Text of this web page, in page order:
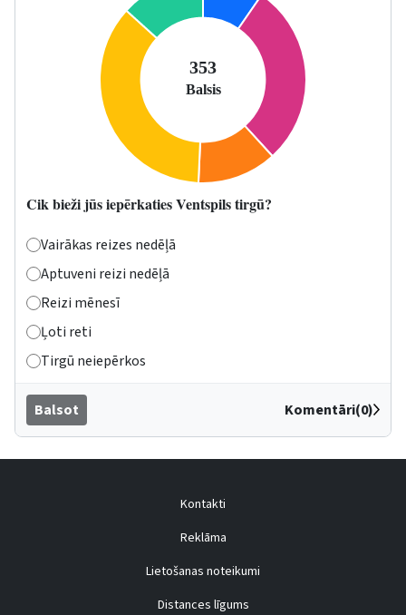
Cik bieži jūs iepērkaties Ventspils tirgū?
Vairākas reizes nedēļā
Aptuveni reizi nedēļā
Reizi mēnesī
Ļoti reti
Tirgū neiepērkos
Balsot Komentāri(0)
Kontakti
Reklāma
Lietošanas noteikumi
Distances līgums